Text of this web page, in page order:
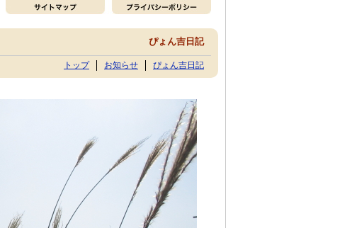
ぴょん吉日記
トップ お知らせ ぴょん吉日記